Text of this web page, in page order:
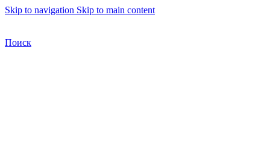
Skip to navigation Skip to main content
Поиск